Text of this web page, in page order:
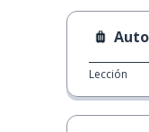
Lección